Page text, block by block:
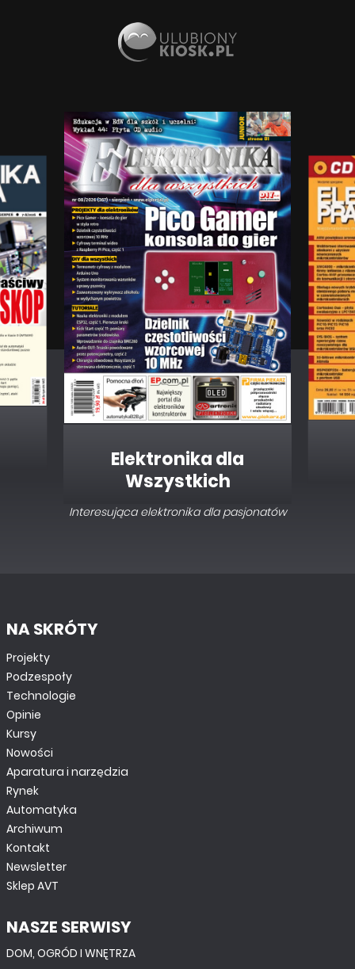
Elektronika dla
Wszystkich
Interesująca elektronika dla pasjonatów
NA SKRÓTY
Projekty
Podzespoły
Technologie
Opinie
Kursy
Nowości
Aparatura i narzędzia
Rynek
Automatyka
Archiwum
Kontakt
Newsletter
Sklep AVT
NASZE SERWISY
DOM, OGRÓD I WNĘTRZA